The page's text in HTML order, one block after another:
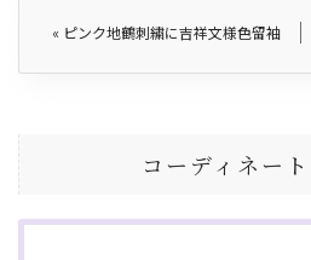
« ピンク地鶴刺繍に吉祥文様色留袖
コーディネー